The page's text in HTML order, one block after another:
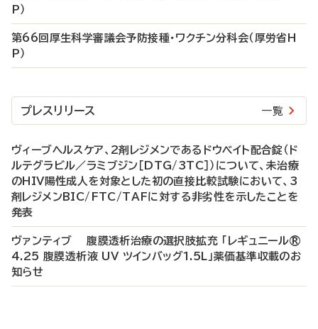
P）
第66回厚生科学審議会予防接種・ワクチン分科会（厚労省H
P）
プレスリリース 一覧
ヴィーブヘルスケア、2剤レジメンであるドウベイト配合錠（ド
ルテグラビル／ラミブジン［DTG/3TC］）について、未治療
のHIV陽性成人を対象とした初の直接比較試験において、3
剤レジメンBIC/FTC/TAFに対する非劣性を示したことを
発表
ヴァンティブ 腹膜透析治療の選択肢拡充 「レギュニール®
4.25 腹膜透析液 UV ツインバッグ1.5L」薬価基準収載のお
知らせ